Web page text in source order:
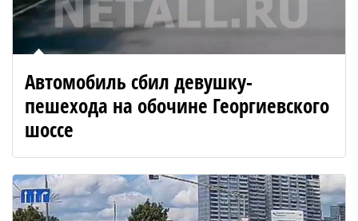
Автомобиль сбил девушку-
пешехода на обочине Георгиевского
шоссе